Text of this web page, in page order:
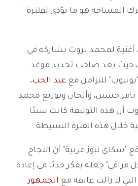
المساحة هو ما يؤدي لفلترة
أغنية لمحمد ثروت يشاركه في
حيث يعد صاحب تحديد موعد
للتزامن مع عيد الحب،
تامر حسين، وألحان وتوزيع محمد
أن هذه التوليفة كانت سببًا
خلال هذه الفترة البسيطة.
نيوز عربية" أن النجاح
فراقي" جعله يفكر جديًا في إعادة
لا زالت عالقة مع الجمهور